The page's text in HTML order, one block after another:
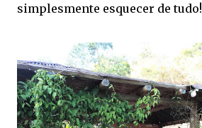
simplesmente esquecer de tudo!